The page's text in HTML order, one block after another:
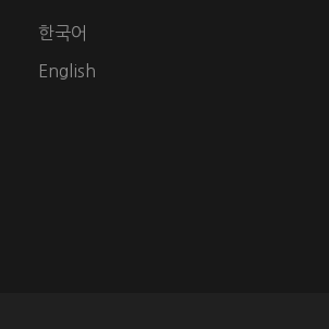
한국어
English